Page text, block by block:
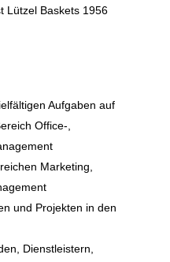
Lützel Baskets 1956
Aufgaben auf
Office-,
Marketing,
und Projekten in den
Dienstleistern,